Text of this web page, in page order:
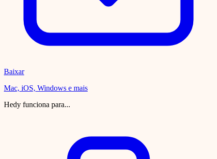
Baixar
Mac, iOS, Windows e mais
Hedy funciona para...